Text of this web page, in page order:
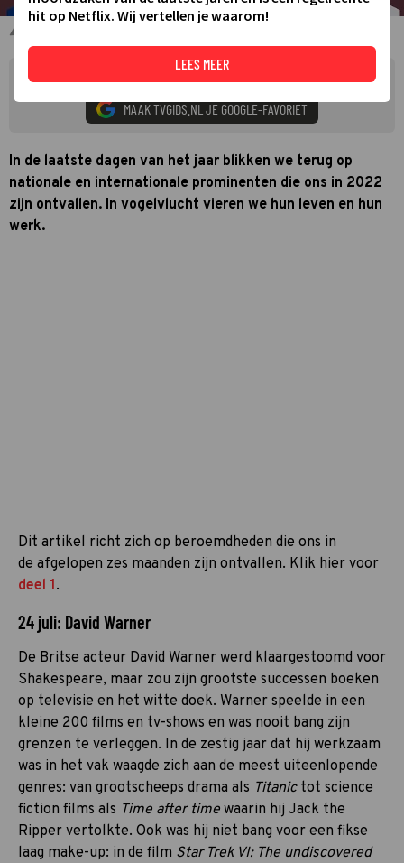
Alle prominente sterfgevallen in de tweede helft van 2022
MAAK TVGIDS.NL JE GOOGLE-FAVORIET
In de laatste dagen van het jaar blikken we terug op
nationale en internationale prominenten die ons in 2022
zijn ontvallen. In vogelvlucht vieren we hun leven en hun
werk.
Dit artikel richt zich op beroemdheden die ons in
de afgelopen zes maanden zijn ontvallen. Klik hier voor
deel 1.
24 juli: David Warner
De Britse acteur David Warner werd klaargestoomd voor
Shakespeare, maar zou zijn grootste successen boeken
op televisie en het witte doek. Warner speelde in een
kleine 200 films en tv-shows en was nooit bang zijn
grenzen te verleggen. In de zestig jaar dat hij werkzaam
was in het vak waagde zich aan de meest uiteenlopende
genres: van grootscheeps drama als Titanic tot science
fiction films als Time after time waarin hij Jack the
Ripper vertolkte. Ook was hij niet bang voor een fikse
laag make-up: in de film Star Trek VI: The undiscovered
hit op Netflix. Wij vertellen je waarom!
LEES MEER